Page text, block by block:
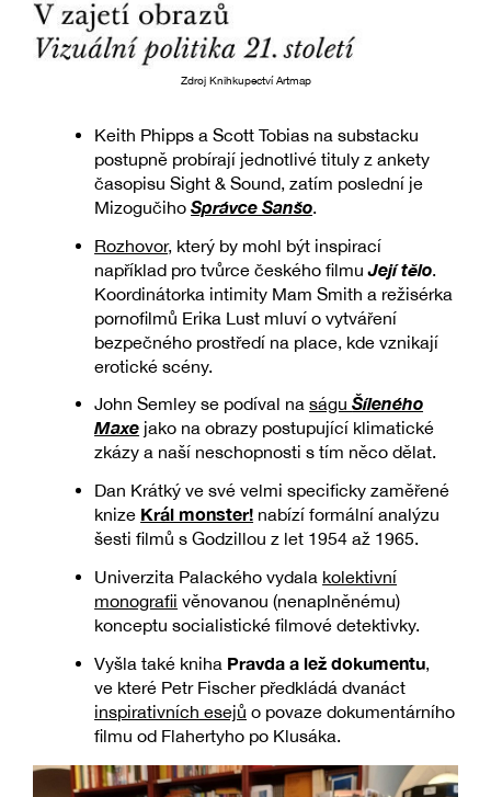
Zdroj Knihkupectví Artmap
Keith Phipps a Scott Tobias na substacku
postupně probírají jednotlivé tituly z ankety
časopisu Sight & Sound, zatím poslední je
MizogučihoSprávce Sanšo.
Rozhovor, který by mohl být inspirací
například pro tvůrce českého filmuJejí tělo.
Koordinátorka intimity Mam Smith a režisérka
pornofilmů Erika Lust mluví o vytváření
bezpečného prostředí na place, kde vznikají
erotické scény.
John Semley se podíval naságuŠíleného
Maxe jako na obrazy postupující klimatické
zkázy a naší neschopnosti s tím něco dělat.
Dan Krátký ve své velmi specificky zaměřené
knize Král monster! nabízí formální analýzu
šesti filmů s Godzillou z let 1954 až 1965.
Univerzita Palackého vydala kolektivní
monografii věnovanou (nenaplněnému)
konceptu socialistické filmové detektivky.
Vyšla také kniha Pravda a lež dokumentu,
ve které Petr Fischer předkládá dvanáct
inspirativních esejů o povaze dokumentárního
filmu od Flahertyho po Klusáka.